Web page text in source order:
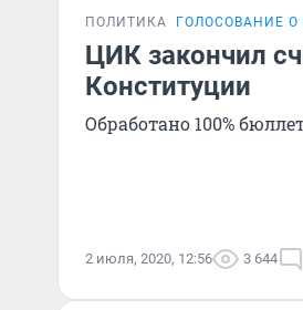
ПОЛИТИКА ГОЛОСОВАНИЕ
ЦИК закончил
Конституции
Обработано 100%
2 июля, 2020, 12:56 3 644